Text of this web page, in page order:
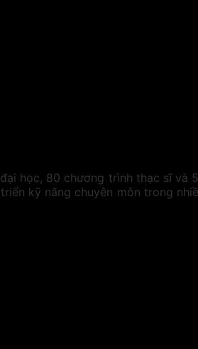
học, 80 chương trình thạc sĩ và
kỹ năng chuyên môn trong